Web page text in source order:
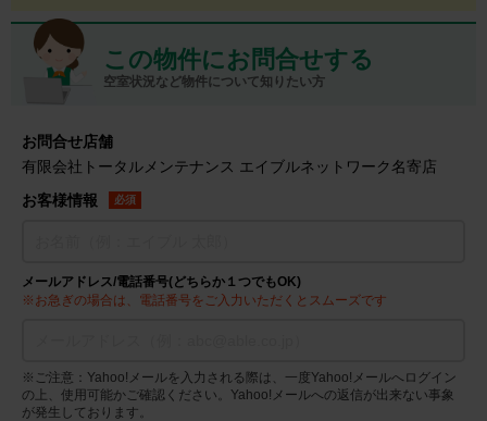
この物件にお問合せする
空室状況など物件について知りたい方
お問合せ店舗
有限会社トータルメンテナンス エイブルネットワーク名寄店
お客様情報
必須
メールアドレス/電話番号(どちらか１つでもOK)
※お急ぎの場合は、電話番号をご入力いただくとスムーズです
※ご注意：Yahoo!メールを入力される際は、一度Yahoo!メールへログイン
の上、使用可能かご確認ください。Yahoo!メールへの返信が出来ない事象
が発生しております。